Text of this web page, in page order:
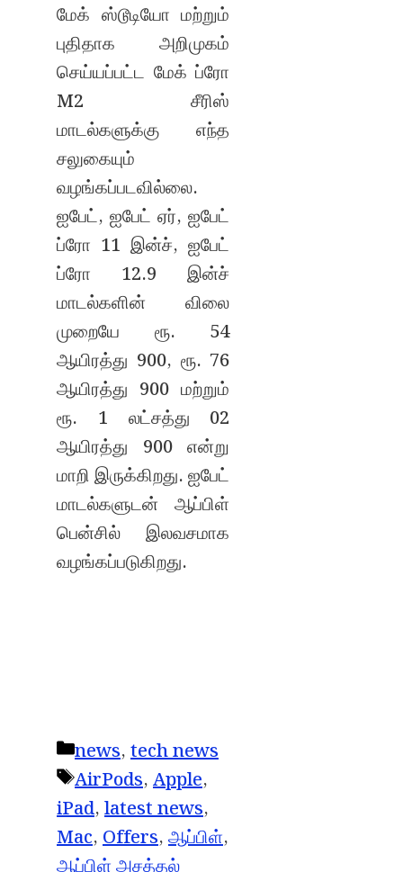
மேக் ஸ்டூடியோ மற்றும்
புதிதாக அறிமுகம்
செய்யப்பட்ட மேக் ப்ரோ
M2 சீரிஸ்
மாடல்களுக்கு எந்த
சலுகையும்
வழங்கப்படவில்லை.
ஐபேட், ஐபேட் ஏர், ஐபேட்
ப்ரோ 11 இன்ச், ஐபேட்
ப்ரோ 12.9 இன்ச்
மாடல்களின் விலை
முறையே ரூ. 54
ஆயிரத்து 900, ரூ. 76
ஆயிரத்து 900 மற்றும்
ரூ. 1 லட்சத்து 02
ஆயிரத்து 900 என்று
மாறி இருக்கிறது. ஐபேட்
மாடல்களுடன் ஆப்பிள்
பென்சில் இலவசமாக
வழங்கப்படுகிறது.
Categories
news,tech news
Tags
AirPods,Apple,
iPad,latest news,
Mac,Offers,ஆப்பிள்,